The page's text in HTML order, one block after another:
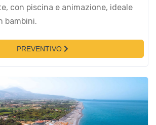
con piscina e animazione, ideale
bambini.
PREVENTIVO